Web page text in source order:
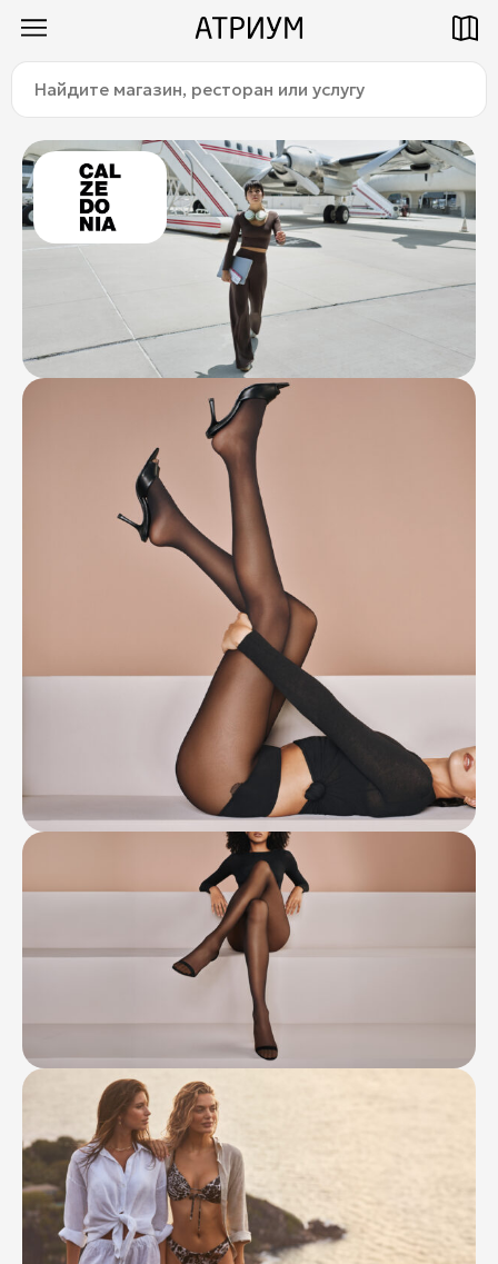
Как добраться Паркинг
Магазины
Еда
Услуги
Детям
О торговом центре
Контакты
+7 (495) 970-15-55
info@atrium.su
Атриум во
Найдите
магазин,
ресторан
или
услугу: